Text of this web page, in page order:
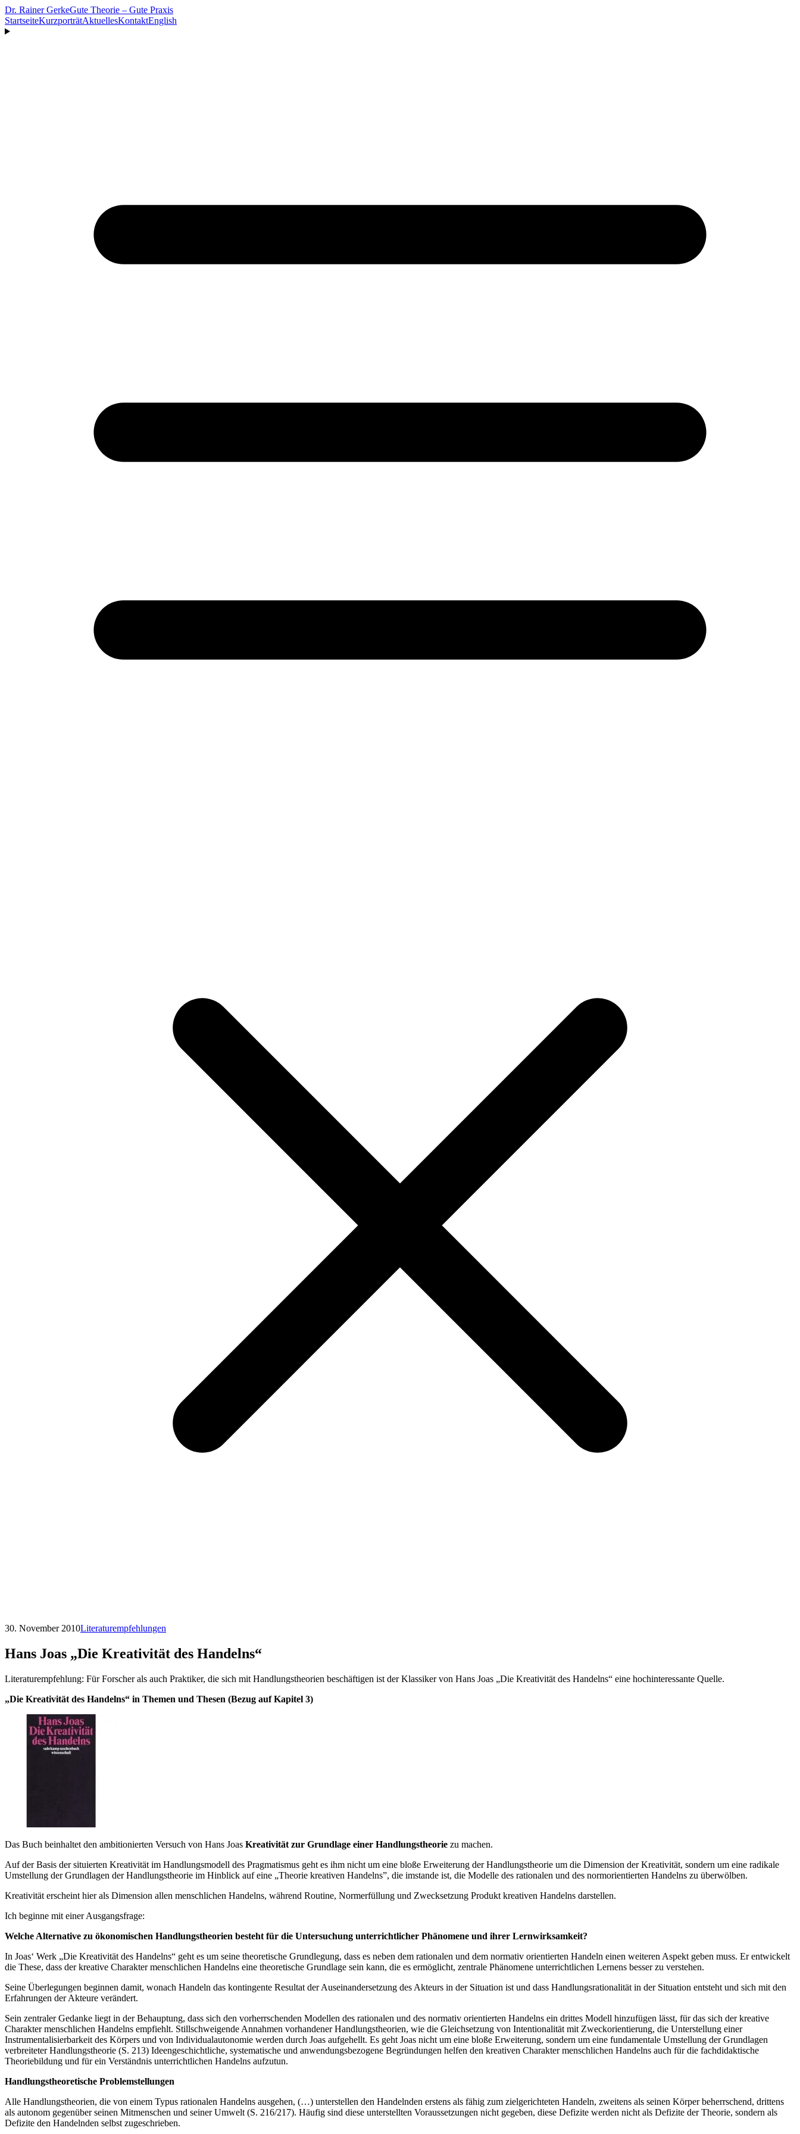
Dr. Rainer GerkeGute Theorie – Gute Praxis
StartseiteKurzporträtAktuellesKontaktEnglish
30. November 2010Literaturempfehlungen
Hans Joas „Die Kreativität des Handelns“
Literaturempfehlung: Für Forscher als auch Praktiker, die sich mit Handlungstheorien beschäftigen ist der Klassiker von Hans Joas „Die Kreativität des Handelns“ eine hochinteressante Quelle.
„Die Kreativität des Handelns“ in Themen und Thesen (Bezug auf Kapitel 3)
Das Buch beinhaltet den ambitionierten Versuch von Hans Joas Kreativität zur Grundlage einer Handlungstheorie zu machen.
Auf der Basis der situierten Kreativität im Handlungsmodell des Pragmatismus geht es ihm nicht um eine bloße Erweiterung der Handlungstheorie um die Dimension der Kreativität, sondern um eine radikale
Umstellung der Grundlagen der Handlungstheorie im Hinblick auf eine „Theorie kreativen Handelns”, die imstande ist, die Modelle des rationalen und des normorientierten Handelns zu überwölben.
Kreativität erscheint hier als Dimension allen menschlichen Handelns, während Routine, Normerfüllung und Zwecksetzung Produkt kreativen Handelns darstellen.
Ich beginne mit einer Ausgangsfrage:
Welche Alternative zu ökonomischen Handlungstheorien besteht für die Untersuchung unterrichtlicher Phänomene und ihrer Lernwirksamkeit?
In Joas‘ Werk „Die Kreativität des Handelns“ geht es um seine theoretische Grundlegung, dass es neben dem rationalen und dem normativ orientierten Handeln einen weiteren Aspekt geben muss. Er entwickelt
die These, dass der kreative Charakter menschlichen Handelns eine theoretische Grundlage sein kann, die es ermöglicht, zentrale Phänomene unterrichtlichen Lernens besser zu verstehen.
Seine Überlegungen beginnen damit, wonach Handeln das kontingente Resultat der Auseinandersetzung des Akteurs in der Situation ist und dass Handlungsrationalität in der Situation entsteht und sich mit den
Erfahrungen der Akteure verändert.
Sein zentraler Gedanke liegt in der Behauptung, dass sich den vorherrschenden Modellen des rationalen und des normativ orientierten Handelns ein drittes Modell hinzufügen lässt, für das sich der kreative
Charakter menschlichen Handelns empfiehlt. Stillschweigende Annahmen vorhandener Handlungstheorien, wie die Gleichsetzung von Intentionalität mit Zweckorientierung, die Unterstellung einer
Instrumentalisierbarkeit des Körpers und von Individualautonomie werden durch Joas aufgehellt. Es geht Joas nicht um eine bloße Erweiterung, sondern um eine fundamentale Umstellung der Grundlagen
verbreiteter Handlungstheorie (S. 213) Ideengeschichtliche, systematische und anwendungsbezogene Begründungen helfen den kreativen Charakter menschlichen Handelns auch für die fachdidaktische
Theoriebildung und für ein Verständnis unterrichtlichen Handelns aufzutun.
Handlungstheoretische Problemstellungen
Alle Handlungstheorien, die von einem Typus rationalen Handelns ausgehen, (…) unterstellen den Handelnden erstens als fähig zum zielgerichteten Handeln, zweitens als seinen Körper beherrschend, drittens
als autonom gegenüber seinen Mitmenschen und seiner Umwelt (S. 216/217). Häufig sind diese unterstellten Voraussetzungen nicht gegeben, diese Defizite werden nicht als Defizite der Theorie, sondern als
Defizite den Handelnden selbst zugeschrieben.